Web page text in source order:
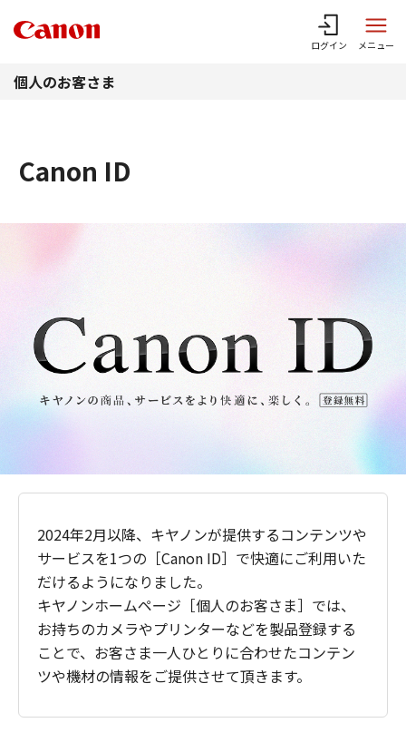
ログイン メニュー
個人のお客さま
Canon ID
2024年2月以降、キヤノンが提供するコンテンツや
サービスを1つの［Canon ID］で快適にご利用いた
だけるようになりました。
キヤノンホームページ［個人のお客さま］では、
お持ちのカメラやプリンターなどを製品登録する
ことで、お客さま一人ひとりに合わせたコンテン
ツや機材の情報をご提供させて頂きます。